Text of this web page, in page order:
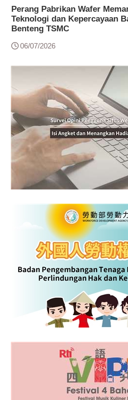
Perang Pabrikan Wafer
Teknologi dan Kepercayaan
Benteng TSMC
06/07/2026